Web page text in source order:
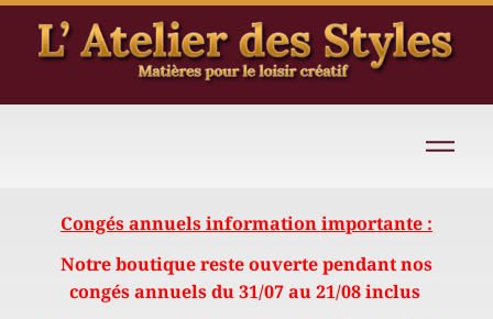
Congés annuels information importante :
Notre boutique reste ouverte pendant nos
congés annuels du 31/07 au 21/08 inclus